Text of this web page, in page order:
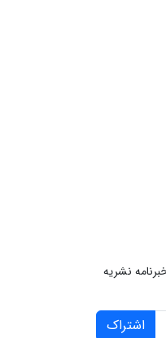
نشریه
اشتراک